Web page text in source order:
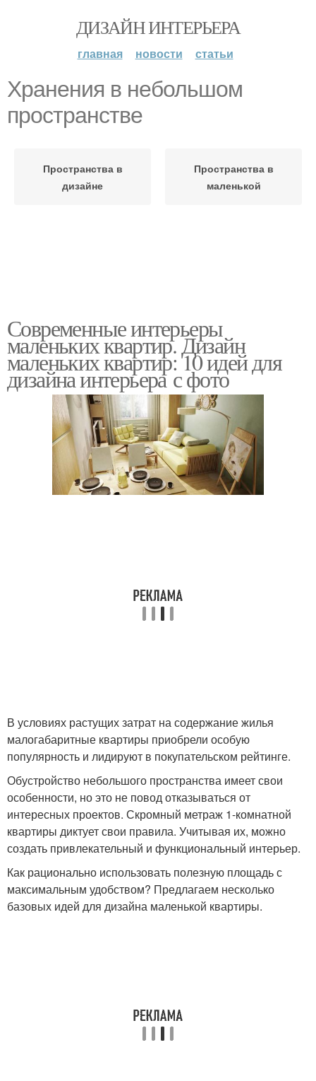
ДИЗАЙН ИНТЕРЬЕРА
главная новости статьи
Хранения в небольшом
пространстве
Пространства в
дизайне
Пространства в
маленькой
Современные интерьеры
маленьких квартир. Дизайн
маленьких квартир: 10 идей для
дизайна интерьера с фото
В условиях растущих затрат на содержание жилья
малогабаритные квартиры приобрели особую
популярность и лидируют в покупательском рейтинге.
Обустройство небольшого пространства имеет свои
особенности, но это не повод отказываться от
интересных проектов. Скромный метраж 1-комнатной
квартиры диктует свои правила. Учитывая их, можно
создать привлекательный и функциональный интерьер.
Как рационально использовать полезную площадь с
максимальным удобством? Предлагаем несколько
базовых идей для дизайна маленькой квартиры.